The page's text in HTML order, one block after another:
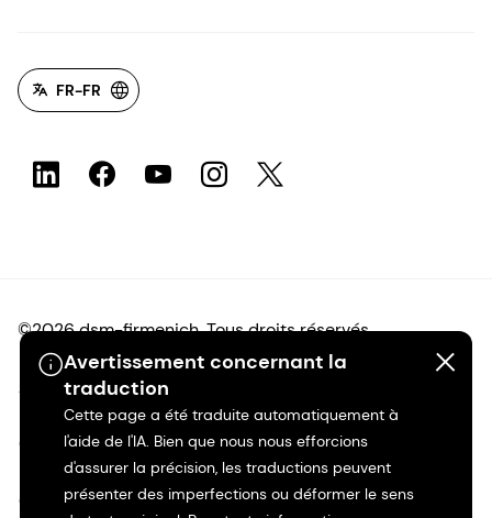
Avertissement concernant la
traduction
Cette page a été traduite automatiquement à
l'aide de l'IA. Bien que nous nous efforcions
d'assurer la précision, les traductions peuvent
présenter des imperfections ou déformer le sens
FR-FR
©2026 dsm-firmenich. Tous droits réservés.
Avis de confidentialité
Conditions d'utilisation
Conditions d'utilisation